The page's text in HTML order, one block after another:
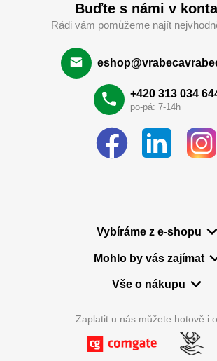
Buďte s námi v
Rádi vám pomůžeme najít
+420 313 034
po-pá: 7-14h
Vybíráme z e-shopu
Mohlo by vás zajímat
Vše o nákupu
Zaplatit u nás můžete hotově i